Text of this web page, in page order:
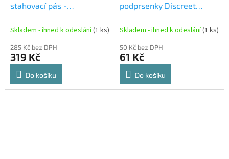
stahovací pás -
Skladem - ihned k odeslání(1 ks)
285 Kč bez DPH
319 Kč
Do košíku
podprsenky Discreet
Skladem - ihned k odeslání(1 ks)
50 Kč bez DPH
61 Kč
Do košíku